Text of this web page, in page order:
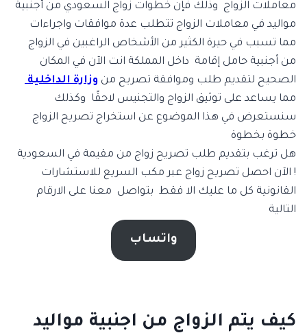
معاملات الزواج وذلك فإن خطوات زواج السعودي من أجنبية
مواليد في معاملات الزواج تتطلب عدة موافقات واجراءات
مما تسبب في حيرة الكثير من الأشخاص الراغبين في الزواج
من أجنبية حامل إقامة داخل المملكة انت الآن في المكان
الصحيح لتقديم طلب وموافقة تصريح من وزارة الداخلية
مما يساعد على توثيق الزواج والتجنيس لاحقًا وكذلك
سنستعرض في هذا الموضوع عن استخراج تصريح الزواج
خطوة بخطوة
هل ترغب بتقديم طلب تصريح زواج من مقيمة في السعودية
! الآن احصل تصريح زواج عبر مكب السريع للاستشارات
القانونية كل ما عليك الا فقط بتواصل معنا على الارقام
التالية
واتساب
كيف يتم الزواج من اجنبية مواليد